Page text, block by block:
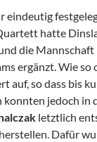
hatte
die
ergänzt. Wie
auf, so dass bis
konnten jedoch in
letztlich
Dafür